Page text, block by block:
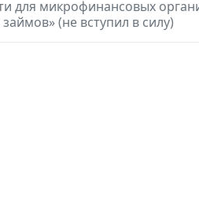
для микрофинансовых
(не вступил в силу)